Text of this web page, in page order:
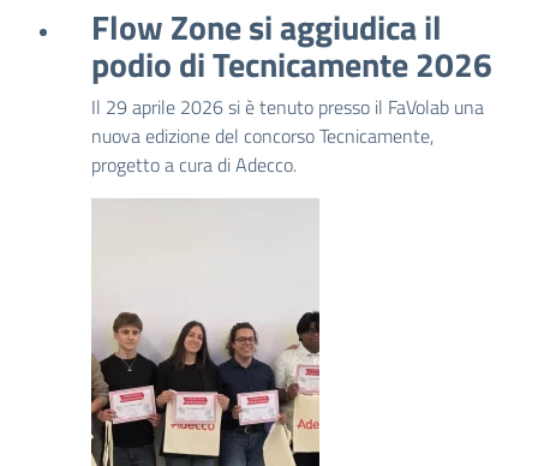
Flow Zone si aggiudica il
podio di Tecnicamente 2026
Il 29 aprile 2026 si è tenuto presso il FaVolab una
nuova edizione del concorso Tecnicamente,
progetto a cura di Adecco.